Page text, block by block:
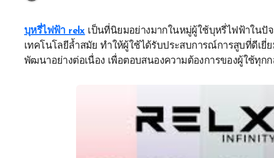
บุหรี่ไฟฟ้า relx เป็นที่นิยมอย่างมากในหมู่ผู้ใช้บุหรี่ไฟฟ้าใน
เทคโนโลยีล้ำสมัย ทำให้ผู้ใช้ได้รับประสบการณ์การสูบที่ดีเ
พัฒนาอย่างต่อเนื่อง เพื่อตอบสนองความต้องการของผู้ใช้ทุก